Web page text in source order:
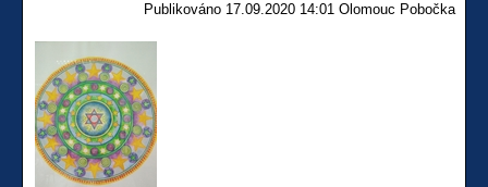
Publikováno 17.09.2020 14:01 Olomouc Pobočka